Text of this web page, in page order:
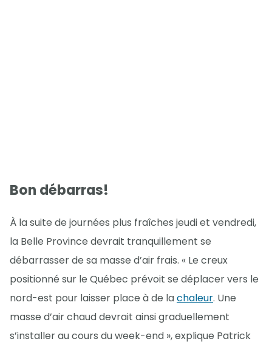
Bon débarras!
À la suite de journées plus fraîches jeudi et vendredi,
la Belle Province devrait tranquillement se
débarrasser de sa masse d’air frais. « Le creux
positionné sur le Québec prévoit se déplacer vers le
nord-est pour laisser place à de lachaleur. Une
masse d’air chaud devrait ainsi graduellement
s’installer au cours du week-end », explique Patrick